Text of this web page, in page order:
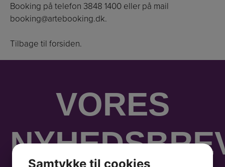
Booking på telefon 3848 1400 eller på mail
booking@artebooking.dk.
Tilbage til forsiden.
VORES
Samtykke til cookies